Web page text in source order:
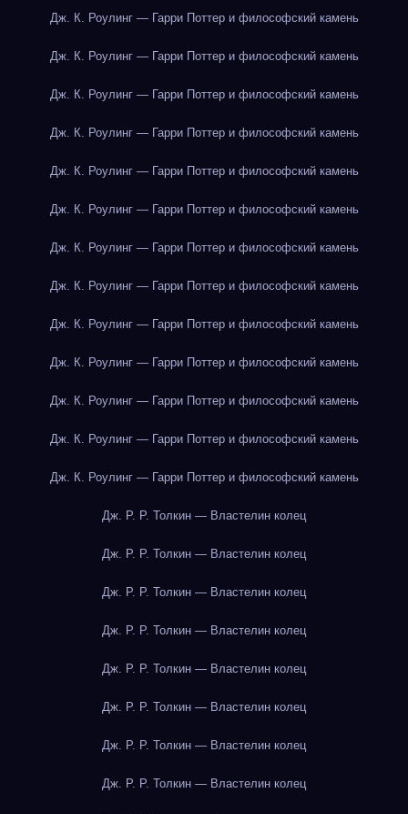
Дж. К. Роулинг — Гарри Поттер и философский камень
Дж. К. Роулинг — Гарри Поттер и философский камень
Дж. К. Роулинг — Гарри Поттер и философский камень
Дж. К. Роулинг — Гарри Поттер и философский камень
Дж. К. Роулинг — Гарри Поттер и философский камень
Дж. К. Роулинг — Гарри Поттер и философский камень
Дж. К. Роулинг — Гарри Поттер и философский камень
Дж. К. Роулинг — Гарри Поттер и философский камень
Дж. К. Роулинг — Гарри Поттер и философский камень
Дж. К. Роулинг — Гарри Поттер и философский камень
Дж. К. Роулинг — Гарри Поттер и философский камень
Дж. К. Роулинг — Гарри Поттер и философский камень
Дж. К. Роулинг — Гарри Поттер и философский камень
Дж. Р. Р. Толкин — Властелин колец
Дж. Р. Р. Толкин — Властелин колец
Дж. Р. Р. Толкин — Властелин колец
Дж. Р. Р. Толкин — Властелин колец
Дж. Р. Р. Толкин — Властелин колец
Дж. Р. Р. Толкин — Властелин колец
Дж. Р. Р. Толкин — Властелин колец
Дж. Р. Р. Толкин — Властелин колец